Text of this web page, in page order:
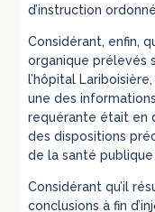
d’instruction
Considérant, enfin,
organique prélevés
l’hôpital
une des
requérante était en
des dispositions
de la santé publique
Considérant qu’il
conclusions à fin